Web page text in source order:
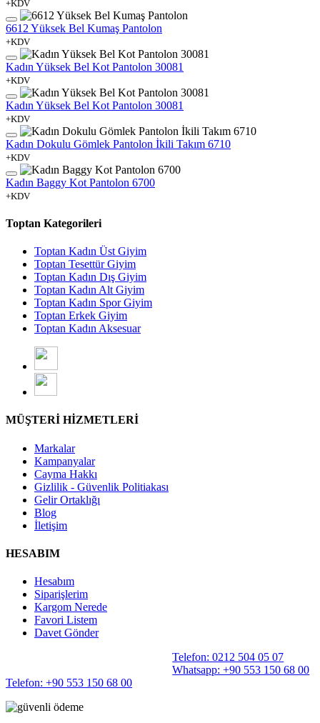
+KDV
6612 Yüksek Bel Kumaş Pantolon
+KDV
Kadın Yüksek Bel Kot Pantolon 30081
+KDV
Kadın Yüksek Bel Kot Pantolon 30081
+KDV
Kadın Dokulu Gömlek Pantolon İkili Takım 6710
+KDV
Kadın Baggy Kot Pantolon 6700
+KDV
Toptan Kategorileri
Toptan Kadın Üst Giyim
Toptan Tesettür Giyim
Toptan Kadın Dış Giyim
Toptan Kadın Alt Giyim
Toptan Kadın Spor Giyim
Toptan Erkek Giyim
Toptan Kadın Aksesuar
MÜŞTERİ HİZMETLERİ
Markalar
Kampanyalar
Cayma Hakkı
Gizlilik - Güvenlik Politiakası
Gelir Ortaklığı
Blog
İletişim
HESABIM
Hesabım
Siparişlerim
Kargom Nerede
Favori Listem
Davet Gönder
Telefon: 0212 504 05 07
Whatsapp: +90 553 150 68 00
Telefon: +90 553 150 68 00